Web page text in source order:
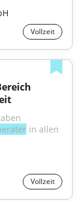
Vollzeit
in allen
Vollzeit